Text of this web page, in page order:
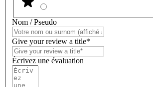
Nom / Pseudo
Give your review a title*
Écrivez une évaluation